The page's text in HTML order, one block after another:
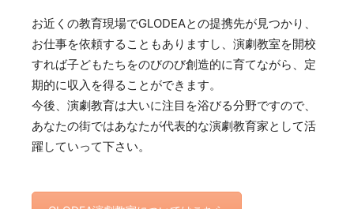
お近くの教育現場でGLODEAとの提携先が見つかり、
お仕事を依頼することもありますし、演劇教室を開校
すれば子どもたちをのびのび創造的に育てながら、定
期的に収入を得ることができます。
今後、演劇教育は大いに注目を浴びる分野ですので、
あなたの街ではあなたが代表的な演劇教育家として活
躍していって下さい。